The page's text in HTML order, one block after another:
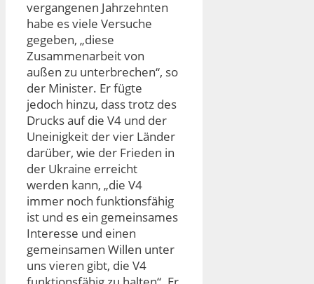
vergangenen Jahrzehnten
habe es viele Versuche
gegeben, „diese
Zusammenarbeit von
außen zu unterbrechen“, so
der Minister. Er fügte
jedoch hinzu, dass trotz des
Drucks auf die V4 und der
Uneinigkeit der vier Länder
darüber, wie der Frieden in
der Ukraine erreicht
werden kann, „die V4
immer noch funktionsfähig
ist und es ein gemeinsames
Interesse und einen
gemeinsamen Willen unter
uns vieren gibt, die V4